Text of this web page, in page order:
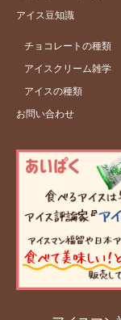
アイス豆知識
チョコレートの種類
アイスクリーム雑学
アイスの種類
お問い合わせ